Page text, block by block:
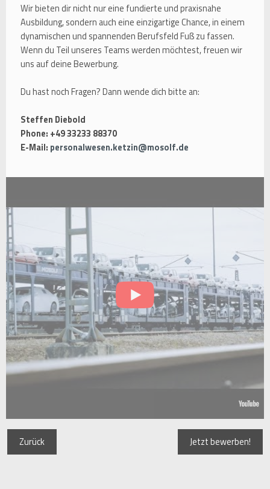
Wir bieten dir nicht nur eine fundierte und praxisnahe
Ausbildung, sondern auch eine einzigartige Chance, in einem
dynamischen und spannenden Berufsfeld Fuß zu fassen.
Wenn du Teil unseres Teams werden möchtest, freuen wir
uns auf deine Bewerbung.
Du hast noch Fragen? Dann wende dich bitte an:
Steffen Diebold
Phone: +49 33233 88370
E-Mail: personalwesen.ketzin@mosolf.de
Zurück Jetzt bewerben!